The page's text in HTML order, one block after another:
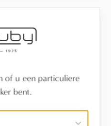
of u een particuliere
bent.